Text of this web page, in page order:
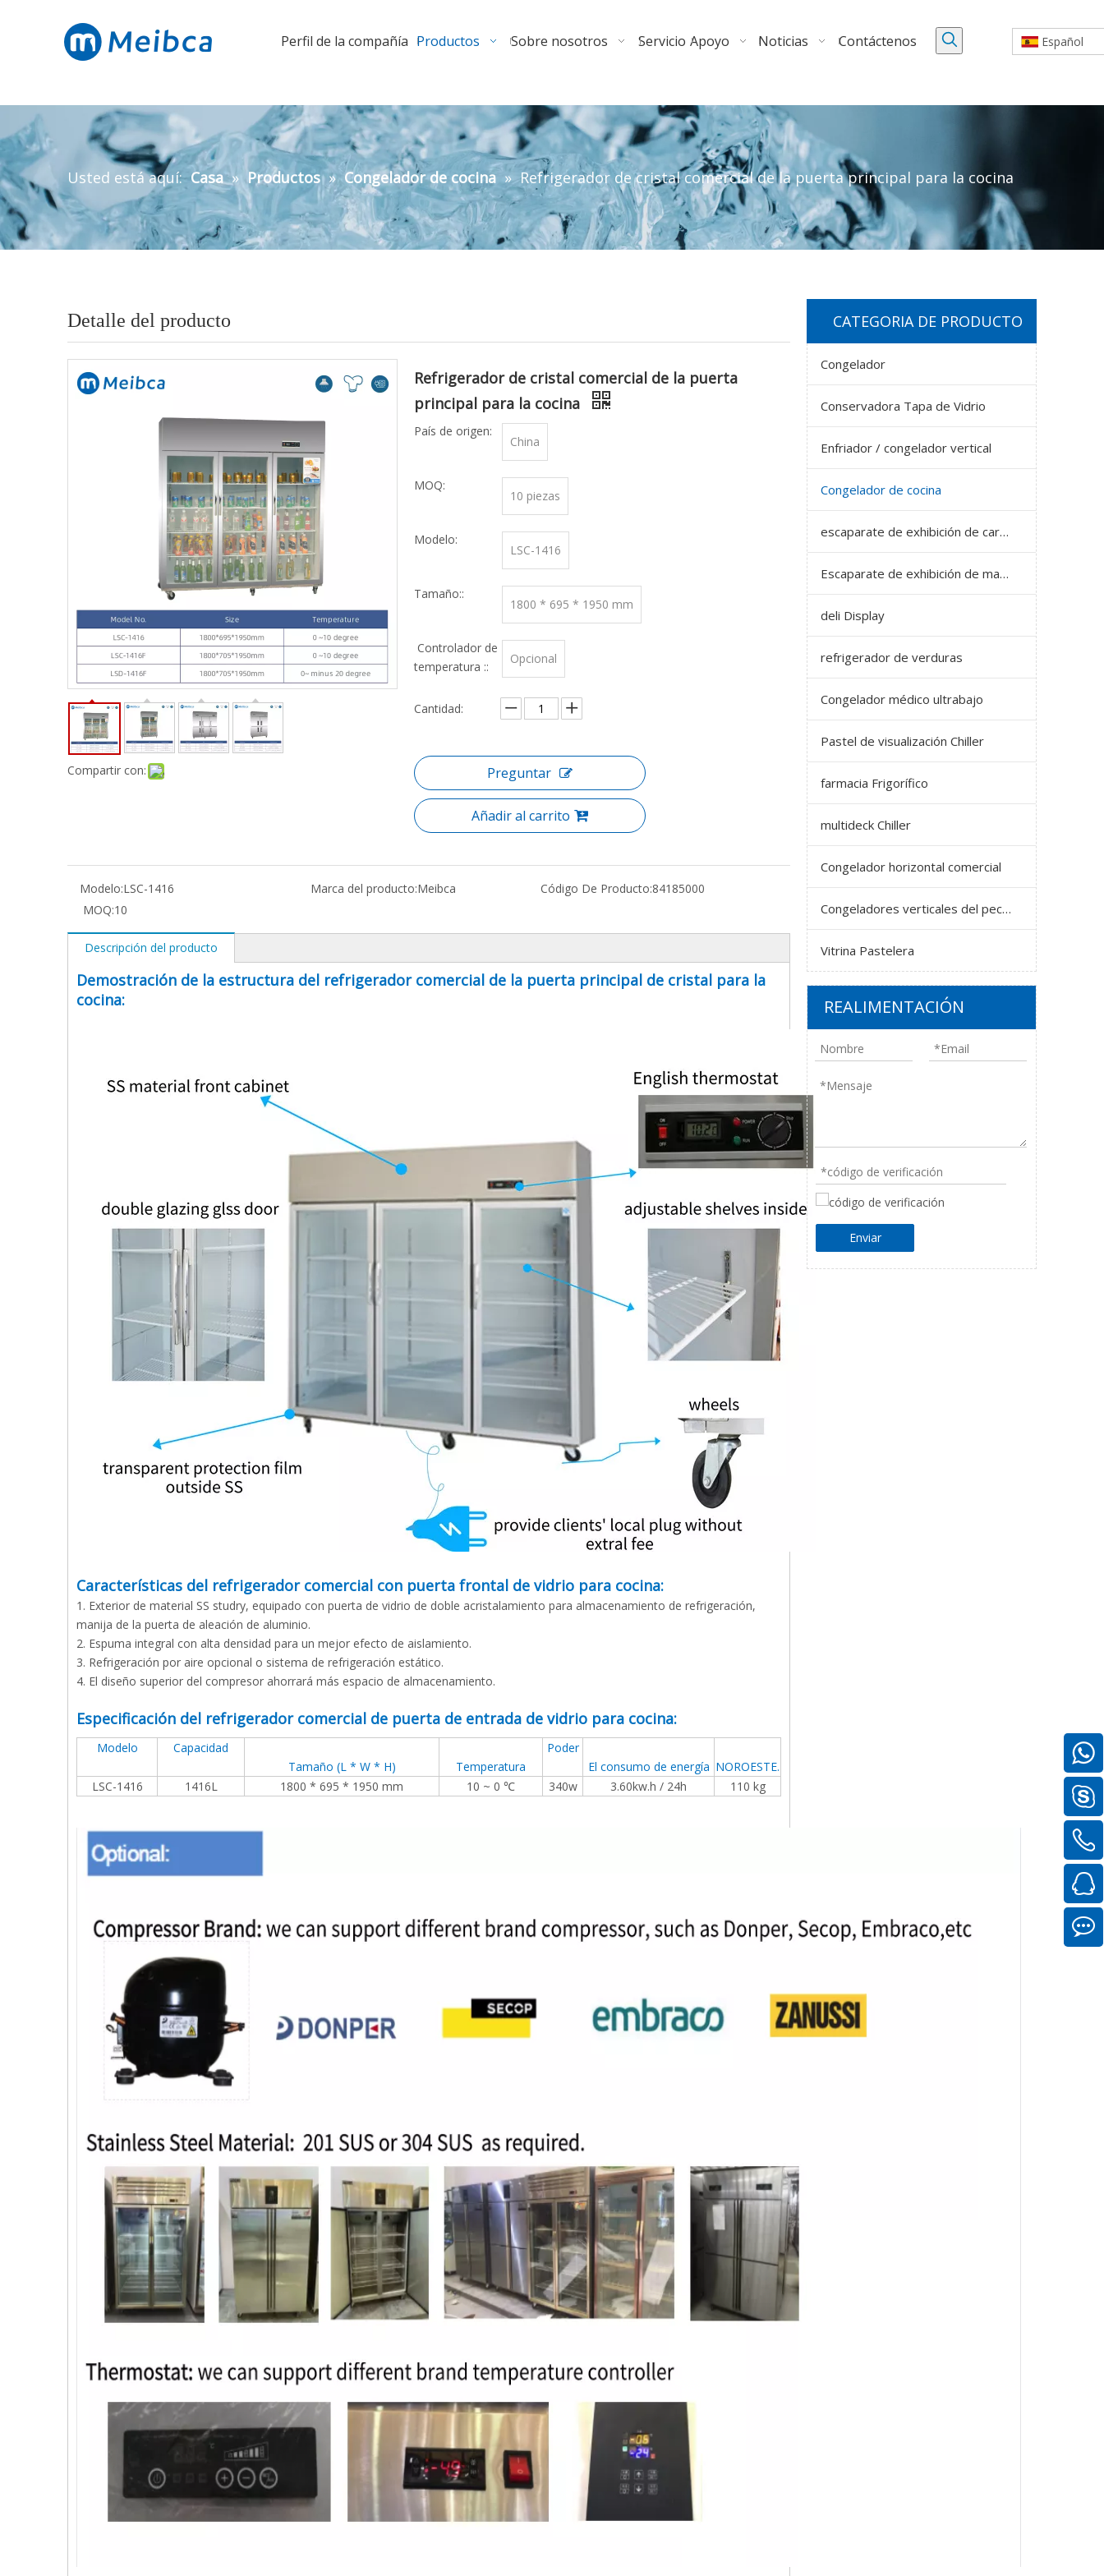
Perfil de la compañía Productos Sobre nosotros Servicio Apoyo Noticias Contáctenos Español
Usted está aquí: Casa » Productos » Congelador de cocina » Refrigerador de cristal comercial de la puerta principal para la cocina
Detalle del producto
Compartir con:
Refrigerador de cristal comercial de la puerta
principal para la cocina
País de origen:
China
MOQ:
10 piezas
Modelo:
LSC-1416
Tamaño::
1800 * 695 * 1950 mm
Controlador de
temperatura ::
Opcional
Cantidad:
Preguntar
Añadir al carrito
Modelo:LSC-1416 Marca del producto:Meibca Código De Producto:84185000
MOQ:10
Descripción del producto
Demostración de la estructura del refrigerador comercial de la puerta principal de cristal para la
cocina:
Características del refrigerador comercial con puerta frontal de vidrio para cocina:
1. Exterior de material SS studry, equipado con puerta de vidrio de doble acristalamiento para almacenamiento de refrigeración,
manija de la puerta de aleación de aluminio.
2. Espuma integral con alta densidad para un mejor efecto de aislamiento.
3. Refrigeración por aire opcional o sistema de refrigeración estático.
4. El diseño superior del compresor ahorrará más espacio de almacenamiento.
Especificación del refrigerador comercial de puerta de entrada de vidrio para cocina:
Modelo
Capacidad
Tamaño (L * W * H)
Temperatura
Poder
El consumo de energía NOROESTE.
LSC-1416
1416L 1800 * 695 * 1950 mm 10 ~ 0 ℃ 340w 3.60kw.h / 24h 110 kg
CATEGORIA DE PRODUCTO
Congelador
Conservadora Tapa de Vidrio
Enfriador / congelador vertical
Congelador de cocina
escaparate de exhibición de carne
Escaparate de exhibición de mariscos
deli Display
refrigerador de verduras
Congelador médico ultrabajo
Pastel de visualización Chiller
farmacia Frigorífico
multideck Chiller
Congelador horizontal comercial
Congeladores verticales del pecho
Vitrina Pastelera
REALIMENTACIÓN
Enviar